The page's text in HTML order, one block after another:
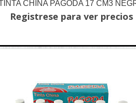
CHINA PAGODA 17 CM3
Registrese para ver precios